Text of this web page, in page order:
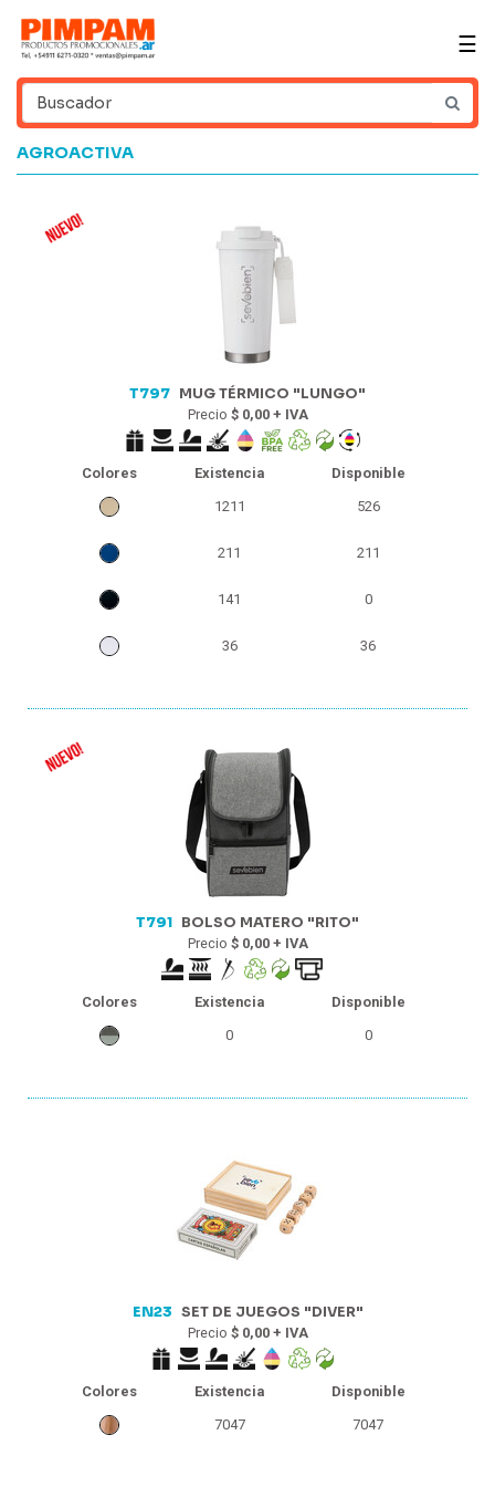
☰
AGROACTIVA
T797 MUG TÉRMICO "LUNGO"
Precio $ 0,00 + IVA
Colores Existencia
Disponible
1211
526
211 211
141 0
36 36
T791 BOLSO MATERO "RITO"
Precio $ 0,00 + IVA
Colores Existencia
Disponible
0
0
EN23 SET DE JUEGOS "DIVER"
Precio $ 0,00 + IVA
Colores Existencia
Disponible
7047
7047